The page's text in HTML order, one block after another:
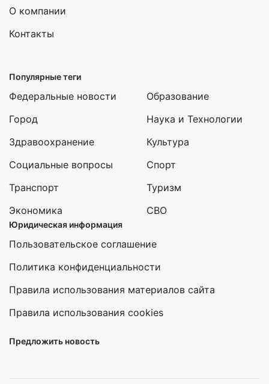
О компании
Контакты
Популярные теги
Федеральные новости
Город
Здравоохранение
Социальные вопросы
Транспорт
Экономика
Образование
Наука и Технологии
Культура
Спорт
Туризм
СВО
Юридическая информация
Пользовательское соглашение
Политика конфиденциальности
Правила использования материалов сайта
Правила использования cookies
Предложить новость